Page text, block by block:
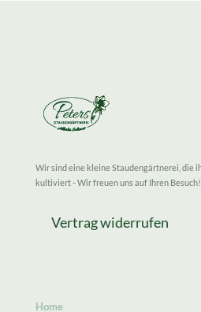
Wir sind eine kleine Staudengärtnerei, die
kultiviert - Wir freuen uns auf Ihren Besuch!
Vertrag widerrufen
Home